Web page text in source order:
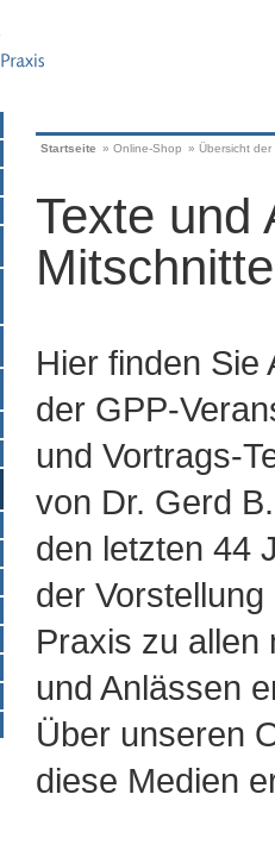
Startseite » Online-Shop » Übersicht
Texte und
Mitschnitte
Hier finden Sie
der GPP-
und Vortrags-
von Dr. Gerd
den letzten 44
der
Praxis zu allen
und Anlässen
Über unseren
diese Medien